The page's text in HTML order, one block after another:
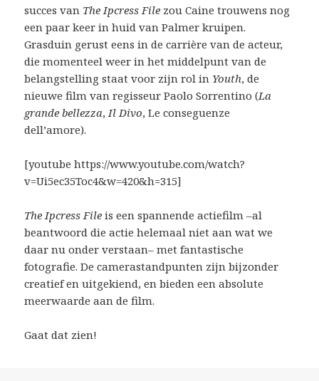
succes van The Ipcress File zou Caine trouwens nog
een paar keer in huid van Palmer kruipen.
Grasduin gerust eens in de carrière van de acteur,
die momenteel weer in het middelpunt van de
belangstelling staat voor zijn rol in Youth, de
nieuwe film van regisseur Paolo Sorrentino (La
grande bellezza,Il Divo, Le conseguenze
dell’amore).
[youtube https://www.youtube.com/watch?
v=Ui5ec35Toc4&w=420&h=315]
The Ipcress File is een spannende actiefilm –al
beantwoord die actie helemaal niet aan wat we
daar nu onder verstaan– met fantastische
fotografie. De camerastandpunten zijn bijzonder
creatief en uitgekiend, en bieden een absolute
meerwaarde aan de film.
Gaat dat zien!